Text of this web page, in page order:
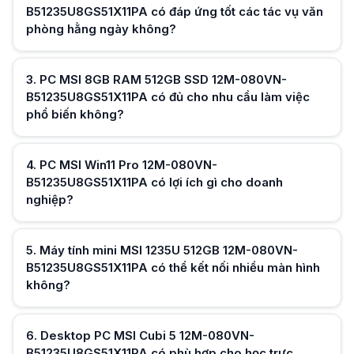
PC MSI 12M-080VN-B51235U8GS51X11PA có thể nâng cấp cấu hình
Có. Tùy theo cấu hình thực tế của dòng Cubi 5, người dùng có thể
Mini PC MSI i5 1235U khác gì so với máy tính để bàn Tower truyền
Dòng Mini PC ưu tiên kích thước nhỏ gọn, tiết kiệm điện năng và dễ
PC Mini MSI Cubi 5 12M-080VN-B51235U8GS51X11PA có phù hợp làm
Có. Thiết kế nhỏ gọn cùng hiệu năng ổn định giúp sản phẩm phù
Đối tượng nào nên cân nhắc PC MSI 12M-080VN-B51235U8GS51X11PA?
Sản phẩm phù hợp với doanh nghiệp, trường học, trung tâm đào tạo,
B51235U8GS51X11PA có đáp ứng tốt các tác vụ văn
phòng hằng ngày không?
Hữu ích (0)
3. PC MSI 8GB RAM 512GB SSD 12M-080VN-
B51235U8GS51X11PA có đủ cho nhu cầu làm việc
phổ biến không?
4. PC MSI Win11 Pro 12M-080VN-
B51235U8GS51X11PA có lợi ích gì cho doanh
nghiệp?
5. Máy tính mini MSI 1235U 512GB 12M-080VN-
B51235U8GS51X11PA có thể kết nối nhiều màn hình
không?
6. Desktop PC MSI Cubi 5 12M-080VN-